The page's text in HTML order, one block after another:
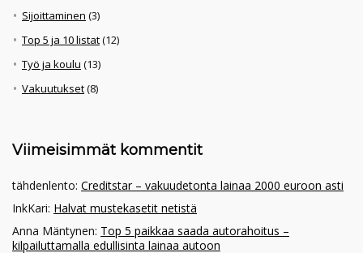
Sijoittaminen (3)
Top 5 ja 10 listat(12)
Työ ja koulu (13)
Vakuutukset(8)
Viimeisimmät kommentit
tähdenlento: Creditstar – vakuudetonta lainaa 2000 euroon asti
InkKari: Halvat mustekasetit netistä
Anna Mäntynen: Top 5 paikkaa saada autorahoitus –
kilpailuttamalla edullisinta lainaa autoon